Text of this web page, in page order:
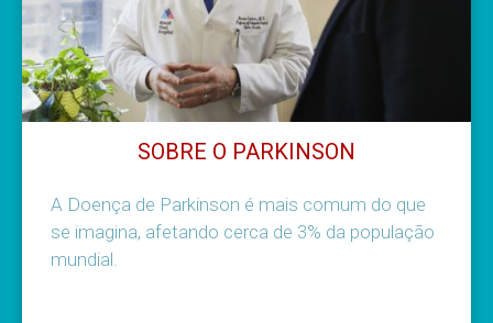
SOBRE O PARKINSON
A Doença de Parkinson é mais comum do que
se imagina, afetando cerca de 3% da população
mundial.